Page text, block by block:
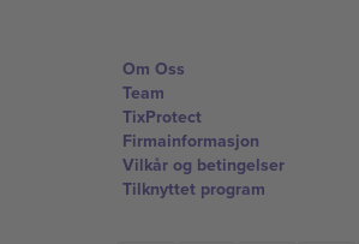
Om Oss
Team
TixProtect
Firmainformasjon
Vilkår og betingelser
Tilknyttet program